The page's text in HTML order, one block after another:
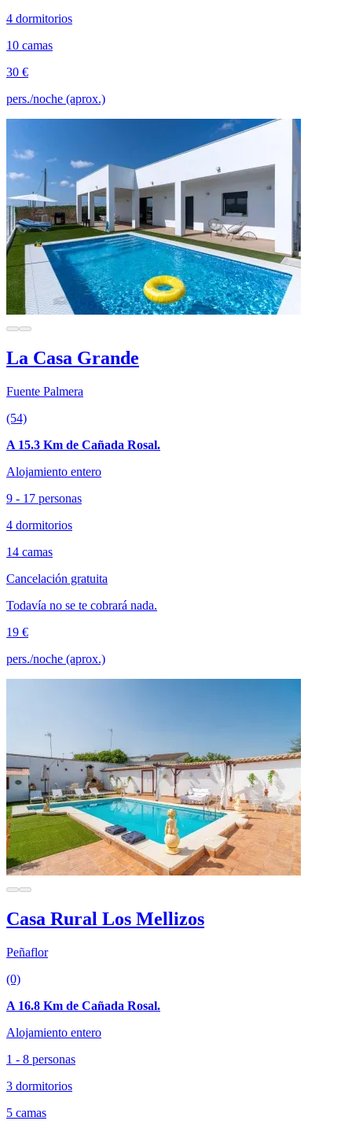
4 dormitorios
10 camas
30 €
pers./noche (aprox.)
La Casa Grande
Fuente Palmera
(54)
A 15.3 Km de Cañada Rosal.
Alojamiento entero
9 - 17 personas
4 dormitorios
14 camas
Cancelación gratuita
Todavía no se te cobrará nada.
19 €
pers./noche (aprox.)
Casa Rural Los Mellizos
Peñaflor
(0)
A 16.8 Km de Cañada Rosal.
Alojamiento entero
1 - 8 personas
3 dormitorios
5 camas